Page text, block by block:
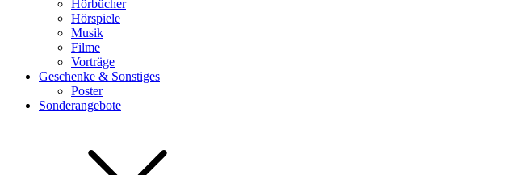
Hörbücher
Hörspiele
Musik
Filme
Vorträge
Geschenke & Sonstiges
Poster
Sonderangebote